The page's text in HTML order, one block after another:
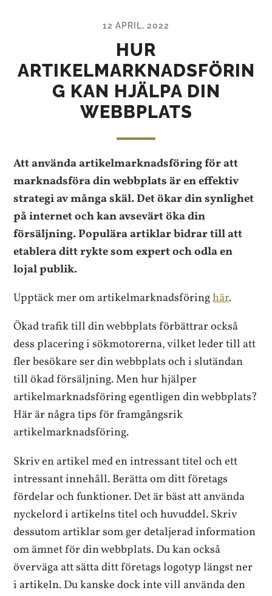
12 APRIL, 2022
HUR
ARTIKELMARKNADSFÖRIN
G KAN HJÄLPA DIN
WEBBPLATS
Att använda artikelmarknadsföring för att
marknadsföra din webbplats är en effektiv
strategi av många skäl. Det ökar din synlighet
på internet och kan avsevärt öka din
försäljning. Populära artiklar bidrar till att
etablera ditt rykte som expert och odla en
lojal publik.
Upptäck mer om artikelmarknadsföringhär.
Ökad trafik till din webbplats förbättrar också
dess placering i sökmotorerna, vilket leder till att
fler besökare ser din webbplats och i slutändan
till ökad försäljning. Men hur hjälper
artikelmarknadsföring egentligen din webbplats?
Här är några tips för framgångsrik
artikelmarknadsföring.
Skriv en artikel med en intressant titel och ett
intressant innehåll. Berätta om ditt företags
fördelar och funktioner. Det är bäst att använda
nyckelord i artikelns titel och huvuddel. Skriv
dessutom artiklar som ger detaljerad information
om ämnet för din webbplats. Du kan också
överväga att sätta ditt företags logotyp längst ner
i artikeln. Du kanske dock inte vill använda den